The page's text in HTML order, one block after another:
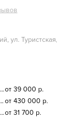
ул.
от 39 000 р.
от 430 000 р.
от 31 700 р.